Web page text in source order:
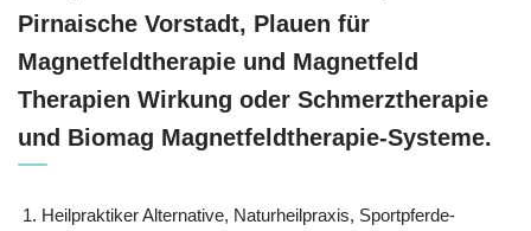
Pirnaische Vorstadt, Plauen für
Magnetfeldtherapie und Magnetfeld
Therapien Wirkung oder Schmerztherapie
und Biomag Magnetfeldtherapie-Systeme.
Heilpraktiker Alternative, Naturheilpraxis, Sportpferde-